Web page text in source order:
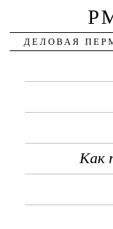
ДЕЛОВАЯ
Как